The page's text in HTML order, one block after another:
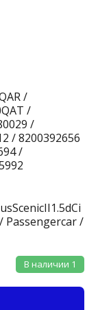
/
/
/
/ 8200392656
/
Passengercar /
В наличии 1